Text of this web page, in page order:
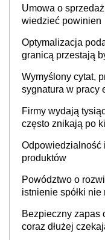
Umowa o
wiedzieć powinien
Optymalizacja
granicą przestają
Wymyślony cytat,
sygnatura w pracy
Firmy wydają
często znikają po
Odpowiedzialność
produktów
Powództwo o
istnienie spółki
Bezpieczny zapas
coraz dłużej